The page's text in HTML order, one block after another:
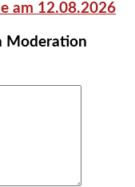
am 12.08.2026
Moderation